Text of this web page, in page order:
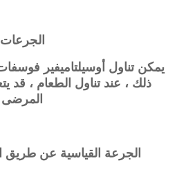
الجرعات
يمكن تناول أوسيلتاميفير
ذلك ، عند تناول الطعام ، قد
المرضى
الجرعة القياسية عن طريق